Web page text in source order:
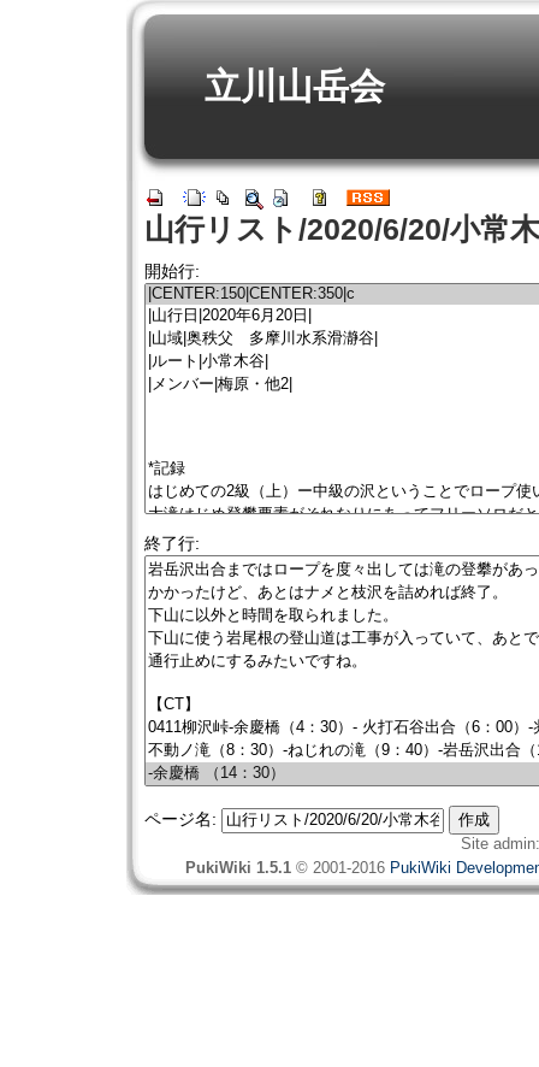
立川山岳会
山行リスト/2020/6/20/小常
開始行:
終了行:
ページ名:
Site
PukiWiki 1.5.1 © 2001-2016 PukiWiki